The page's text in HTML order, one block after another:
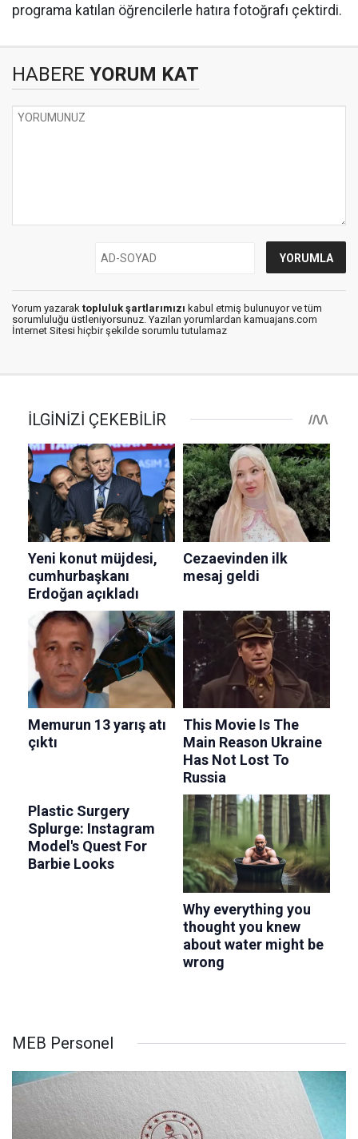
programa katılan öğrencilerle hatıra fotoğrafı çektirdi.
HABERE YORUM KAT
Yorum yazarak topluluk şartlarımızı kabul etmiş bulunuyor ve tüm
sorumluluğu üstleniyorsunuz. Yazılan yorumlardan kamuajans.com
İnternet Sitesi hiçbir şekilde sorumlu tutulamaz
MEB Personel